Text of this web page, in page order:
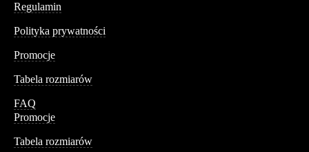
Regulamin
Polityka prywatności
Promocje
Tabela rozmiarów
FAQ
Promocje
Tabela rozmiarów